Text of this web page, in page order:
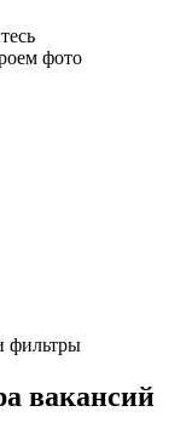
фото
фильтры
вакансий